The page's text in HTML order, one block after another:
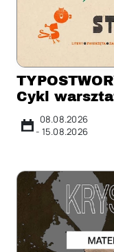
Cykl
08.08.2026
- 15.08.2026